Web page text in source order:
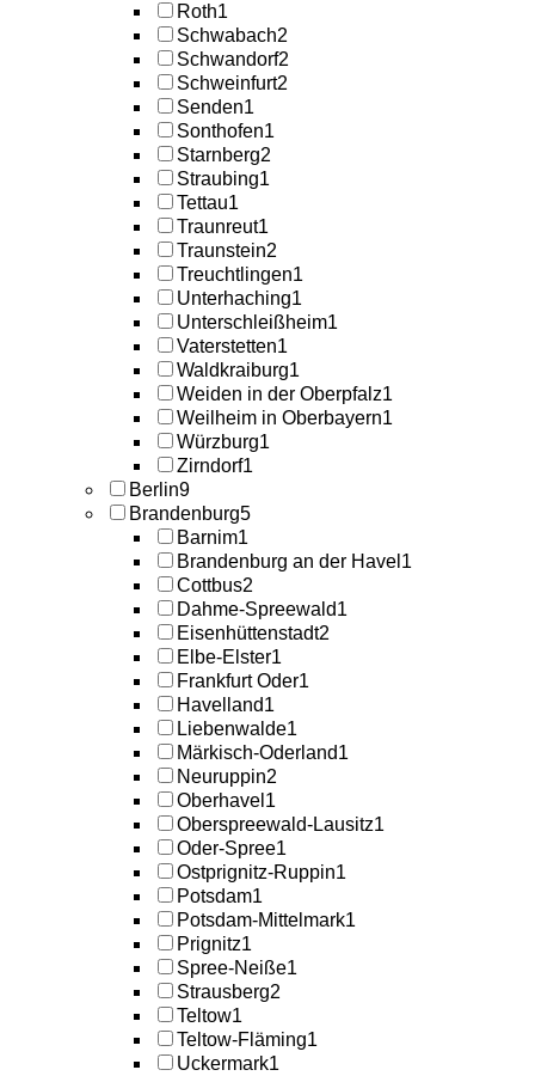
Roth1
Schwabach2
Schwandorf2
Schweinfurt2
Senden1
Sonthofen1
Starnberg2
Straubing1
Tettau1
Traunreut1
Traunstein2
Treuchtlingen1
Unterhaching1
Unterschleißheim1
Vaterstetten1
Waldkraiburg1
Weiden in der Oberpfalz1
Weilheim in Oberbayern1
Würzburg1
Zirndorf1
Berlin9
Brandenburg5
Barnim1
Brandenburg an der Havel 1
Cottbus2
Dahme-Spreewald1
Eisenhüttenstadt2
Elbe-Elster1
Frankfurt Oder1
Havelland1
Liebenwalde1
Märkisch-Oderland1
Neuruppin2
Oberhavel 1
Oberspreewald-Lausitz1
Oder-Spree1
Ostprignitz-Ruppin1
Potsdam1
Potsdam-Mittelmark1
Prignitz1
Spree-Neiße1
Strausberg2
Teltow1
Teltow-Fläming1
Uckermark1